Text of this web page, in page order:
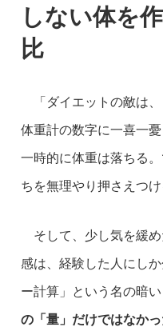
しない体を
比
「ダイエットの敵は
体重計の数字に一喜一
一時的に体重は落ちる
ちを無理やり押さえつ
そして、少し気を緩
感は、経験した人にし
ー計算」という名の暗
の「量」だけではなか